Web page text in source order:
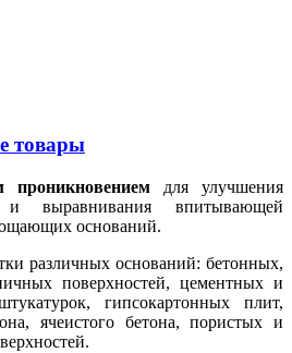
товары
проникновением для улучшения
и выравнивания впитывающей
оснований.
различных оснований: бетонных,
поверхностей, цементных и
гипсокартонных плит,
ячеистого бетона, пористых и